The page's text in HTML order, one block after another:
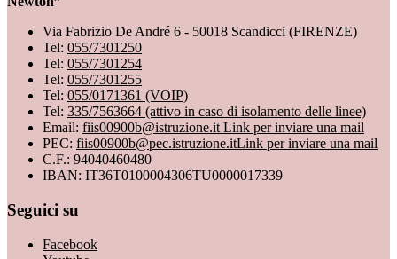
Via Fabrizio De André 6 - 50018 Scandicci (FIRENZE)
Tel: 055/7301250
Tel: 055/7301254
Tel: 055/7301255
Tel: 055/0171361 (VOIP)
Tel: 335/7563664 (attivo in caso di isolamento delle linee)
Email: fiis00900b@istruzione.it Link per inviare una mail
PEC: fiis00900b@pec.istruzione.itLink per inviare una mail
C.F.: 94040460480
IBAN: IT36T0100004306TU0000017339
Seguici su
Facebook